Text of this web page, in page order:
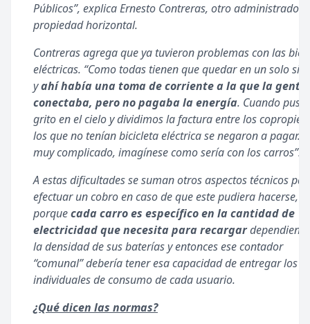
Públicos”, explica Ernesto Contreras, otro administrador
propiedad horizontal.
Contreras agrega que ya tuvieron problemas con las
eléctricas. “Como todas tienen que quedar en un solo
yahí había una toma de corriente a la que la gente
conectaba, pero no pagaba la energía. Cuando
grito en el cielo y dividimos la factura entre los
los que no tenían bicicleta eléctrica se negaron a pagar.
muy complicado, imagínese como sería con los carros”.
A estas dificultades se suman otros aspectos técnicos
efectuar un cobro en caso de que este pudiera hacerse,
porquecada carro es específico en la cantidad de
electricidad que necesita para recargar
la densidad de sus baterías y entonces ese contador
“comunal” debería tener esa capacidad de entregar los
individuales de consumo de cada usuario.
¿Qué dicen las normas?